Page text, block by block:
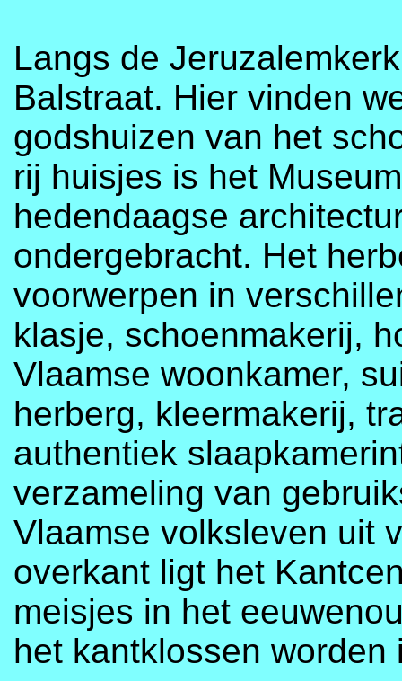
Langs de
Balstraat. Hier vinden
godshuizen van het
rij huisjes is het
hedendaagse
ondergebracht. Het
voorwerpen in
klasje, schoenmakerij,
Vlaamse woonkamer,
herberg, kleermakerij,
authentiek
verzameling van
Vlaamse volksleven uit
overkant ligt het
meisjes in het
het kantklossen worden